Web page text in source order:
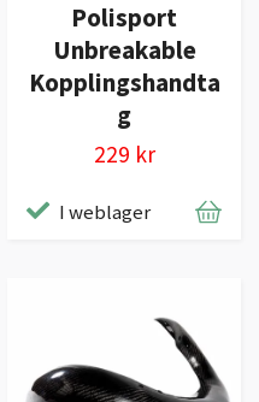
Polisport
Unbreakable
Kopplingshandta
g
229 kr
I weblager